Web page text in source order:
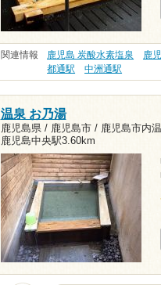
関連情報 鹿児島 炭酸水素塩泉 鹿
都通駅
中洲通駅
温泉 お乃湯
鹿児島県 / 鹿児島市 / 鹿児島市内
鹿児島中央駅3.60km